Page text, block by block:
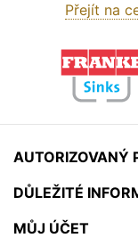
Přejít na
AUTORIZOVANÝ
DŮLEŽITÉ
MŮJ ÚČET